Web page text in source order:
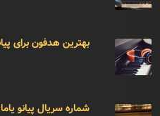
بهترین هدفون برای
شماره سریال پیانو